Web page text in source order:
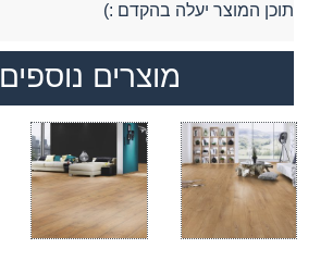
תוכן המוצר יעלה בהקדם :)
מוצרים נוספים